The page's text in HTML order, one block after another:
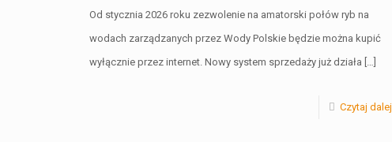
Od stycznia 2026 roku zezwolenie na amatorski połów ryb na
wodach zarządzanych przez Wody Polskie będzie można kupić
wyłącznie przez internet. Nowy system sprzedaży już działa […]
Czytaj dalej